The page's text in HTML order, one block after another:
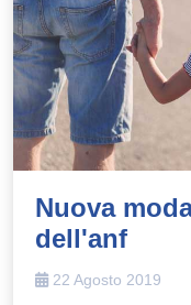
Nuova
dell'anf
22 Agosto 2019